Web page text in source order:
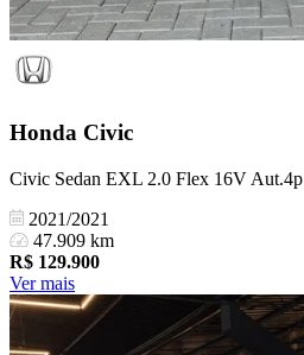
Honda Civic
Civic Sedan EXL 2.0 Flex 16V Aut.4p
2021/2021
47.909 km
R$ 129.900
Ver mais